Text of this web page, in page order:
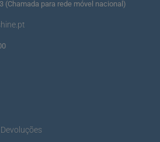
(Chamada para rede móvel nacional)